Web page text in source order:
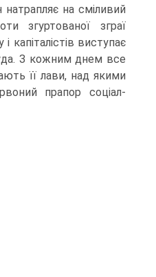
натрапляє на сміливий
згуртованої зграї
капіталістів виступає
З кожним днем все
її лави, над якими
прапор соціал-